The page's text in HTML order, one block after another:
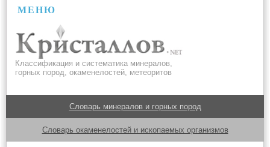
МЕНЮ
Классификация и систематика минералов,
горных пород, окаменелостей, метеоритов
Словарь минералов и горных пород
Словарь окаменелостей и ископаемых организмов